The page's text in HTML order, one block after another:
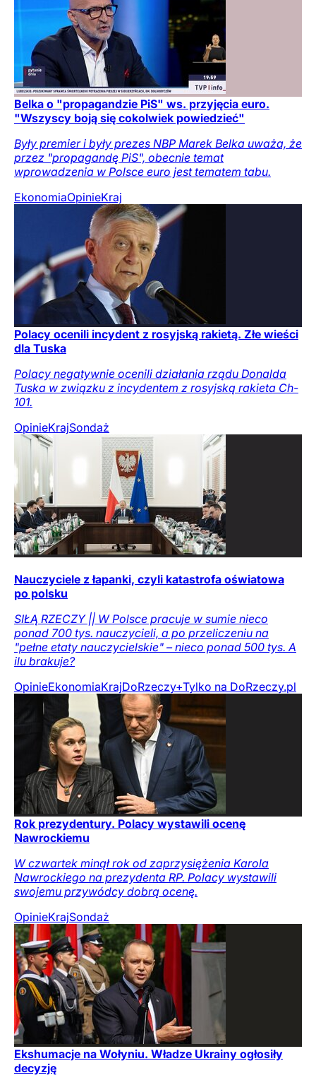
Belka o "propagandzie PiS" ws. przyjęcia euro.
"Wszyscy boją się cokolwiek powiedzieć"
Były premier i były prezes NBP Marek Belka uważa, że
przez "propagandę PiS", obecnie temat
wprowadzenia w Polsce euro jest tematem tabu.
EkonomiaOpinieKraj
Polacy ocenili incydent z rosyjską rakietą. Złe wieści
dla Tuska
Polacy negatywnie ocenili działania rządu Donalda
Tuska w związku z incydentem z rosyjską rakieta Ch-
101.
OpinieKrajSondaż
Nauczyciele z łapanki, czyli katastrofa oświatowa
po polsku
SIŁĄ RZECZY || W Polsce pracuje w sumie nieco
ponad 700 tys. nauczycieli, a po przeliczeniu na
"pełne etaty nauczycielskie" – nieco ponad 500 tys. A
ilu brakuje?
OpinieEkonomiaKrajDoRzeczy+Tylko na DoRzeczy.pl
Rok prezydentury. Polacy wystawili ocenę
Nawrockiemu
W czwartek minął rok od zaprzysiężenia Karola
Nawrockiego na prezydenta RP. Polacy wystawili
swojemu przywódcy dobrą ocenę.
OpinieKrajSondaż
Ekshumacje na Wołyniu. Władze Ukrainy ogłosiły
decyzję